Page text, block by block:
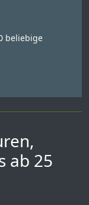
beliebige
ab 25